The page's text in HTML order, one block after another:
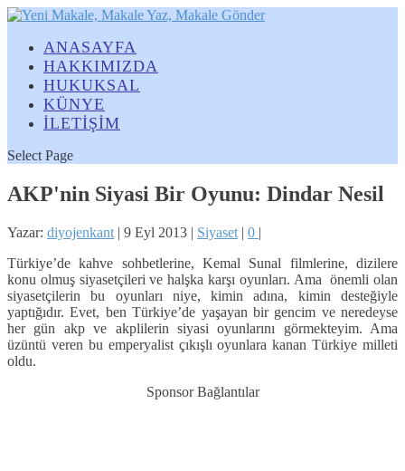
ANASAYFA
HAKKIMIZDA
HUKUKSAL
KÜNYE
İLETİŞİM
Select Page
AKP'nin Siyasi Bir Oyunu: Dindar Nesil
Yazar: diyojenkant | 9 Eyl 2013 | Siyaset | 0 |
Türkiye’de kahve sohbetlerine, Kemal Sunal filmlerine, dizilere
konu olmuş siyasetçileri ve halşka karşı oyunları. Ama önemli olan
siyasetçilerin bu oyunları niye, kimin adına, kimin desteğiyle
yaptığıdır. Evet, ben Türkiye’de yaşayan bir gencim ve neredeyse
her gün akp ve akplilerin siyasi oyunlarını görmekteyim. Ama
üzüntü veren bu emperyalist çıkışlı oyunlara kanan Türkiye milleti
oldu.
Sponsor Bağlantılar